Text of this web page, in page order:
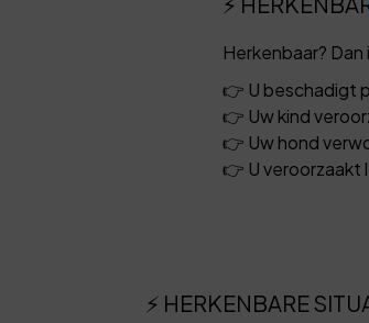
Herkenbaar? Dan
👉 U beschadigt
👉 Uw kind
👉 Uw hond
👉 U veroorzaakt
⚡ HERKENBARE